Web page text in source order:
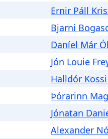
Ernir Páll
Bjarni
Daníel Már
Jón Louie
Halldór
Þórarinn
Jónatan
Alexander